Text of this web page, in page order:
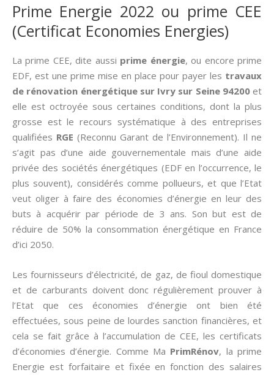
Prime Energie 2022 ou prime CEE
(Certificat Economies Energies)
La prime CEE, dite aussi­ prime énergie, ou encore prime
EDF, est une prime mise en place pour payer les travaux
de rénovation énergétique sur Ivry sur Seine 94200et
elle est octroyée sous certaines conditions, dont la plus
grosse est le recours systématique à des entreprises
qualifiées RGE (Reconnu Garant de l’Environnement). Il ne
s’agit pas d’une aide gouvernementale mais d’une aide
privée des sociétés énergétiques (EDF en l’occurrence, le
plus souvent), considérés comme pollueurs, et que l’Etat
veut oliger à faire des économies d’énergie en leur des
buts à acquérir par période de 3 ans. Son but est de
réduire de 50% la consommation énergétique en France
d’ici 2050.
Les fournisseurs d’électricité, de gaz, de fioul domestique
et de carburants doivent donc régulièrement prouver à
l’Etat que ces économies d’énergie ont bien été
effectuées, sous peine de lourdes sanction financières, et
cela se fait grâce à l’accumulation de CEE, les certificats
d’économies d’énergie. Comme Ma PrimRénov, la prime
Energie est forfaitaire et fixée en fonction des salaires